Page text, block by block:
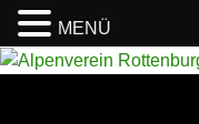
MENÜ